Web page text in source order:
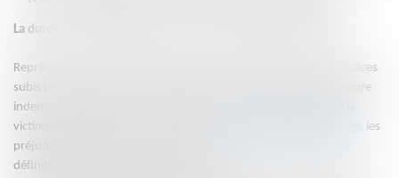
La durée de convalescence ou des soins actifs de la victime :
Reprécisons que l’indemnisation a pour but de réparer les préjudices
subis par la victime. Il est donc évident que la durée de la procédure
indemnitaire dépende en grande partie de la convalescence de la
victime. Tant qu’elle n’a pas atteint la
, les
préjudices temporaires et permanents ne pourront être évalués
définitivement et faire l’objet d’une offre.